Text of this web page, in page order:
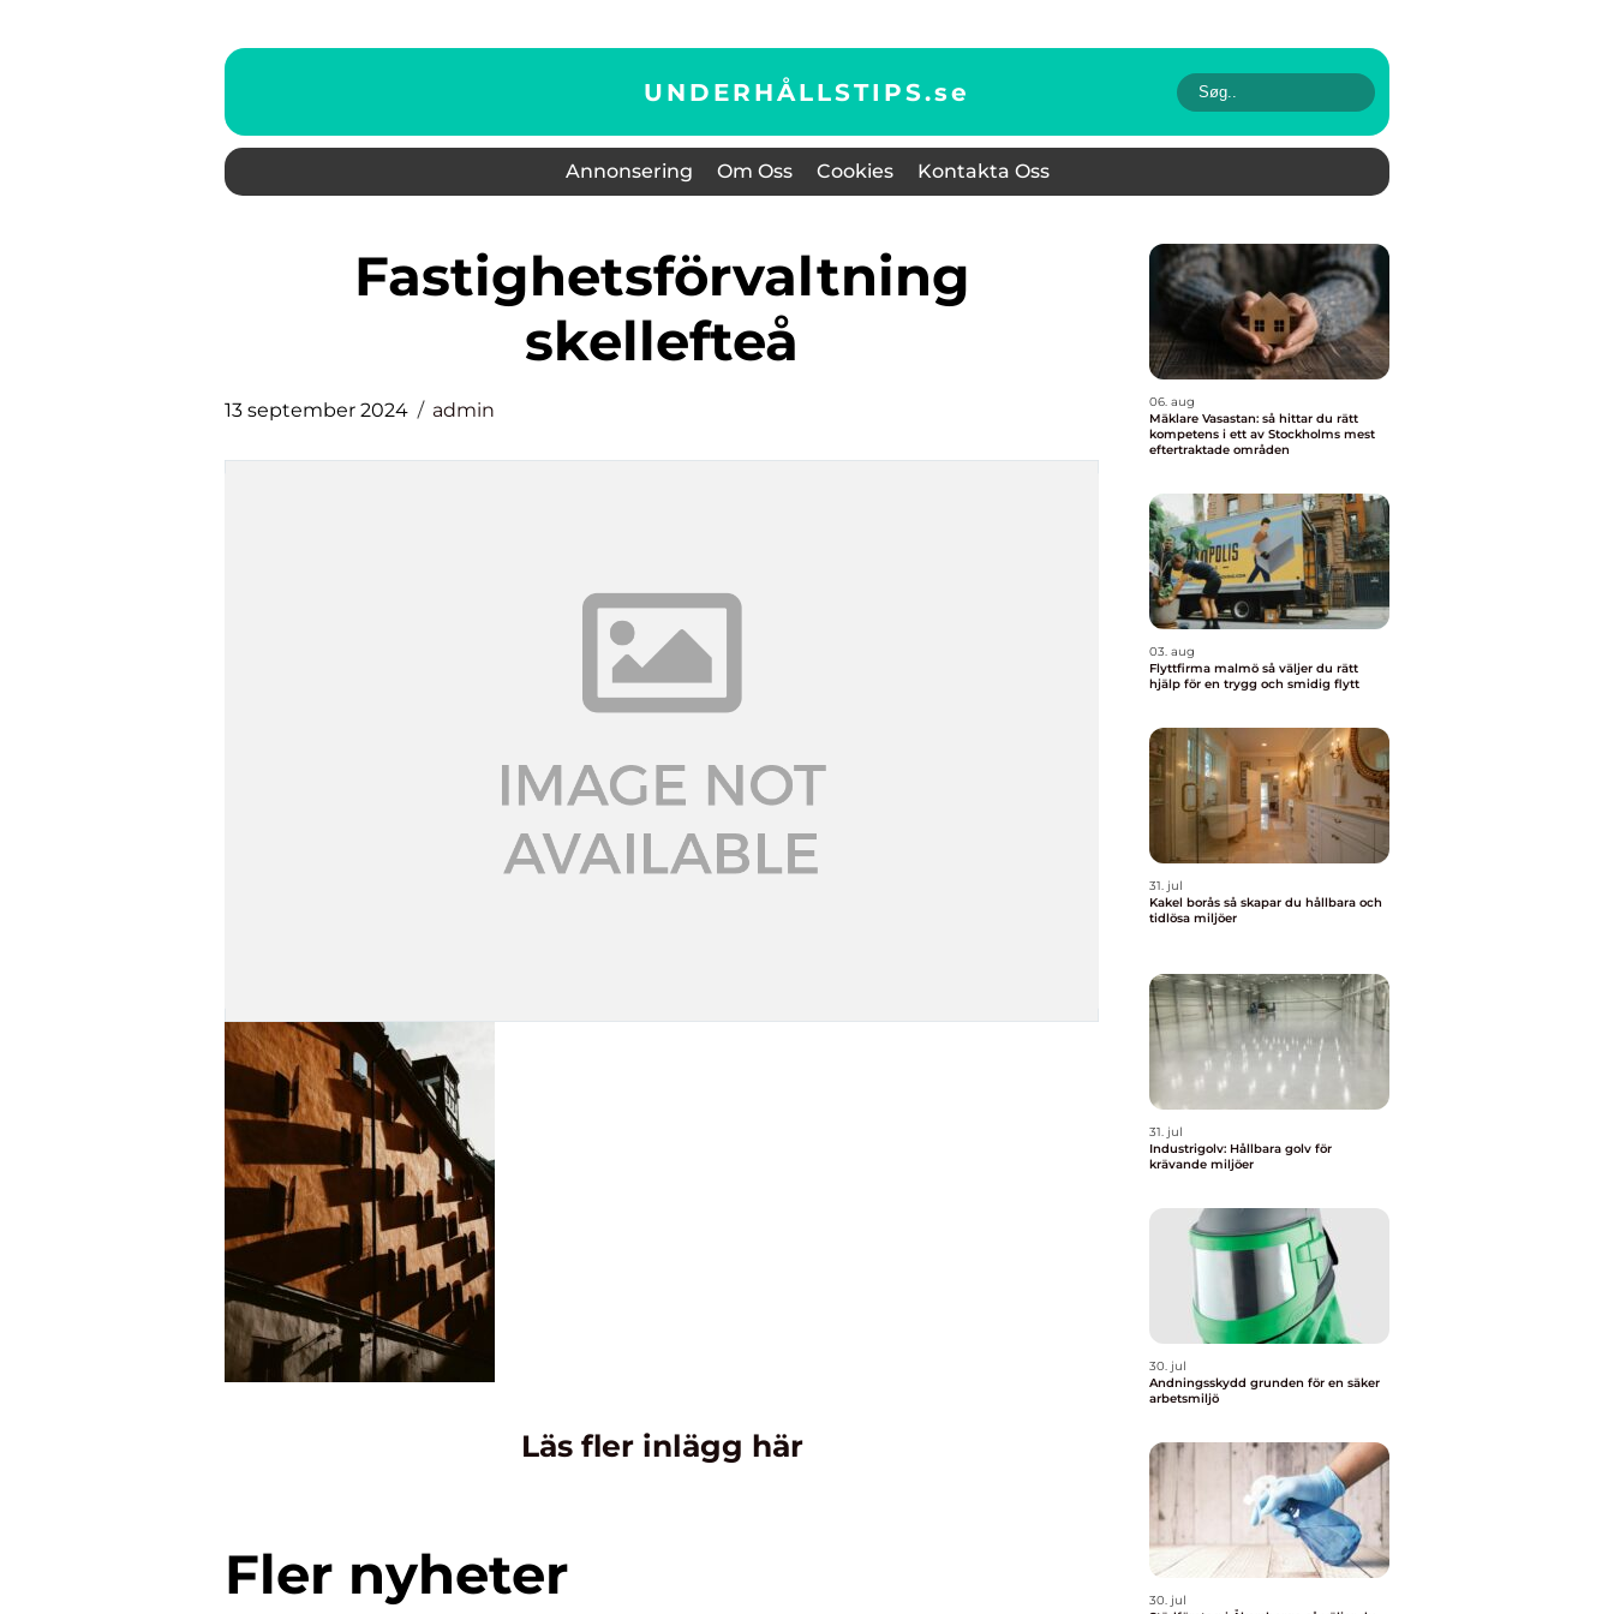
UNDERHÅLLSTIPS.se
Annonsering Om Oss Cookies Kontakta Oss
fastighetsförvaltning
skellefteå
13 september 2024 admin
Läs fler inlägg här
Fler nyheter
06. aug
Mäklare Vasastan: så hittar du rätt
kompetens i ett av Stockholms mest
eftertraktade områden
03. aug
Flyttfirma malmö så väljer du rätt
hjälp för en trygg och smidig flytt
31. jul
Kakel borås så skapar du hållbara och
tidlösa miljöer
31. jul
Industrigolv: Hållbara golv för
krävande miljöer
30. jul
Andningsskydd grunden för en säker
arbetsmiljö
30. jul